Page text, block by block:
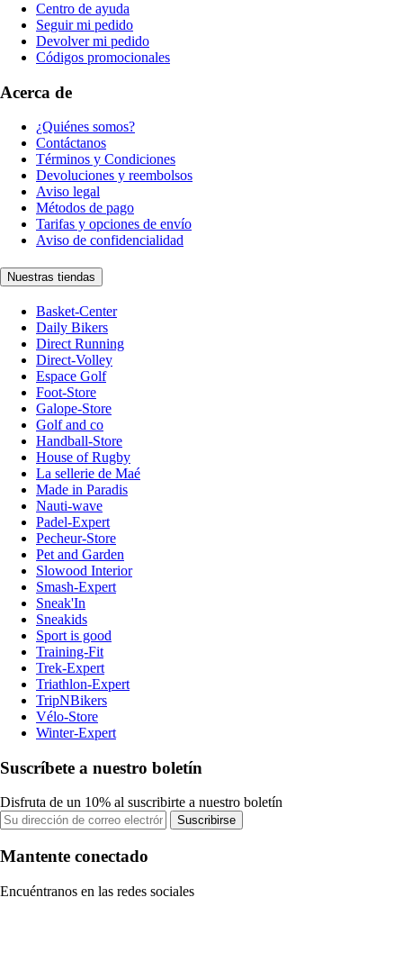
Centro de ayuda
Seguir mi pedido
Devolver mi pedido
Códigos promocionales
Acerca de
¿Quiénes somos?
Contáctanos
Términos y Condiciones
Devoluciones y reembolsos
Aviso legal
Métodos de pago
Tarifas y opciones de envío
Aviso de confidencialidad
Nuestras tiendas
Basket-Center
Daily Bikers
Direct Running
Direct-Volley
Espace Golf
Foot-Store
Galope-Store
Golf and co
Handball-Store
House of Rugby
La sellerie de Maé
Made in Paradis
Nauti-wave
Padel-Expert
Pecheur-Store
Pet and Garden
Slowood Interior
Smash-Expert
Sneak'In
Sneakids
Sport is good
Training-Fit
Trek-Expert
Triathlon-Expert
TripNBikers
Vélo-Store
Winter-Expert
Suscríbete a nuestro boletín
Disfruta de un 10% al suscribirte a nuestro boletín
Suscribirse
Mantente conectado
Encuéntranos en las redes sociales